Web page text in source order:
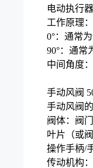
电动执行
工作原理
0°：通常
90°：通常
中间角度
手动风阀
手动风阀
阀体：阀
叶片（或
操作手柄/
传动机构